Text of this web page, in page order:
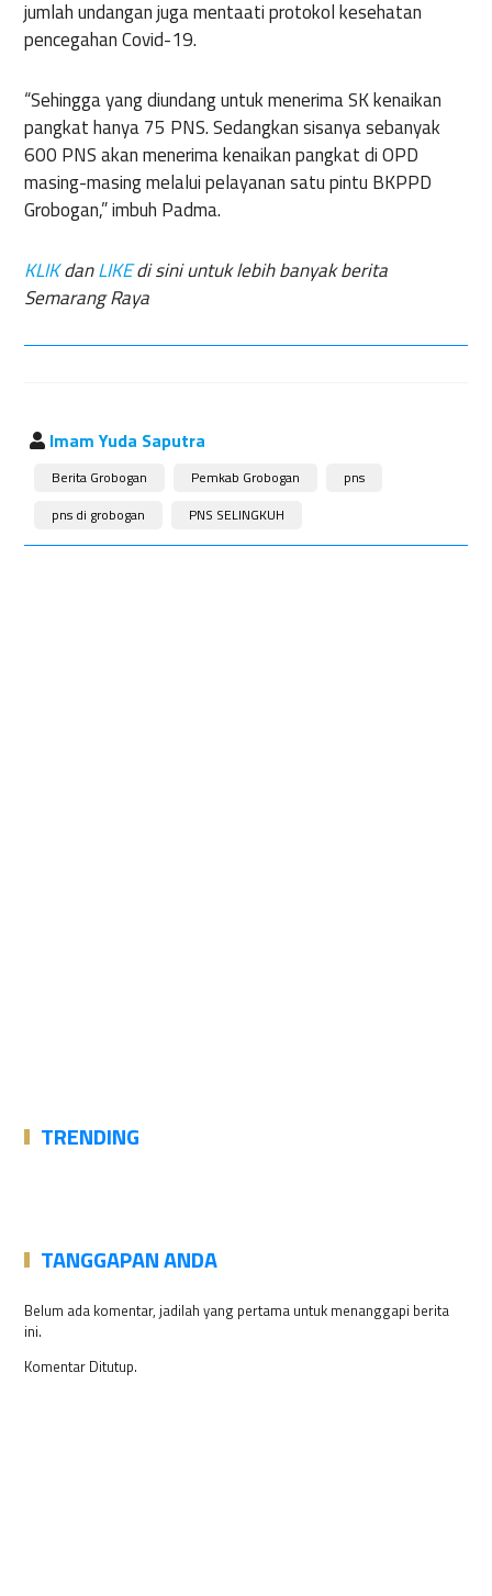
jumlah undangan juga mentaati protokol kesehatan
pencegahan Covid-19.
“Sehingga yang diundang untuk menerima SK kenaikan
pangkat hanya 75 PNS. Sedangkan sisanya sebanyak
600 PNS akan menerima kenaikan pangkat di OPD
masing-masing melalui pelayanan satu pintu BKPPD
Grobogan,” imbuh Padma.
KLIKdanLIKEdi sini untuk lebih banyak berita
Semarang Raya
Imam Yuda Saputra
Berita Grobogan Pemkab Grobogan
pns
pns di grobogan
PNS SELINGKUH
TRENDING
TANGGAPAN ANDA
Belum ada komentar, jadilah yang pertama untuk menanggapi berita
ini.
Komentar Ditutup.